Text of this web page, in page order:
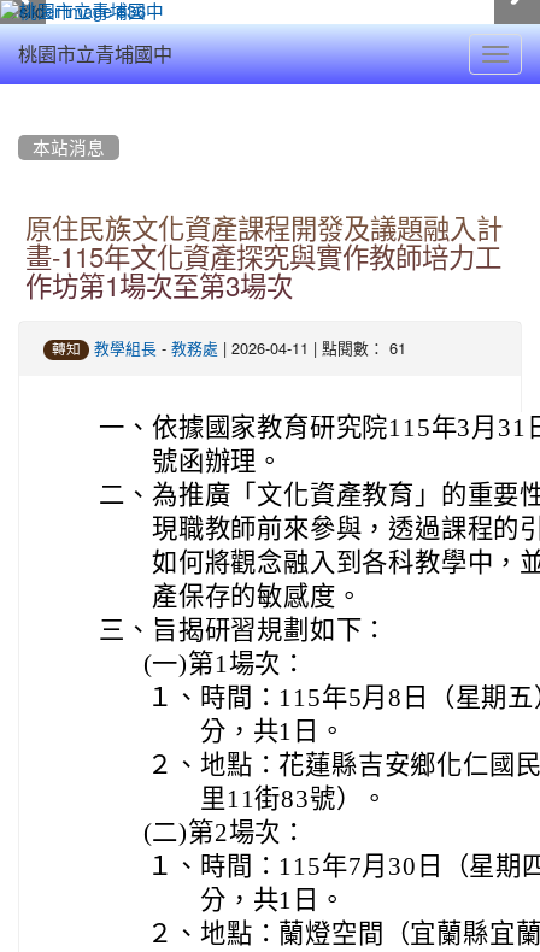
桃園市立青埔國中
本站消息
原住民族文化資產課程開發及議題融入計
畫-115年文化資產探究與實作教師培力工
作坊第1場次至第3場次
轉知 教學組長 - 教務處 | 2026-04-11 | 點閱數： 61
一、 依據國家教育研究院115年3月31
號函辦理。
二、 為推廣「文化資產教育」的重要
現職教師前來參與，透過課程的
如何將觀念融入到各科教學中，
產保存的敏感度。
三、 旨揭研習規劃如下：
(一)第1場次：
１、 時間：115年5月8日（星期
分，共1日。
２、 地點：花蓮縣吉安鄉化仁國
里11街83號）。
(二)第2場次：
１、 時間：115年7月30日（星期
分，共1日。
２、 地點：蘭燈空間（宜蘭縣宜